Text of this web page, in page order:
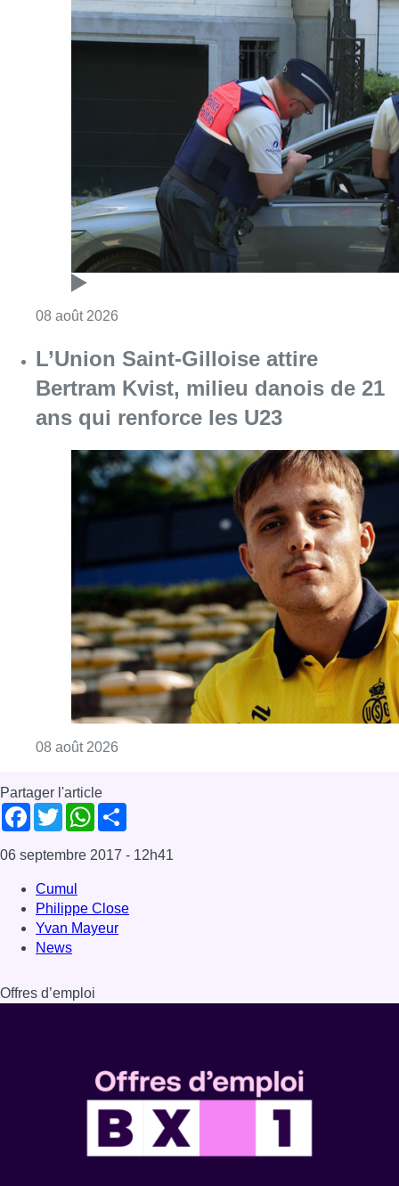
08 août 2026
L’Union Saint-Gilloise attire
Bertram Kvist, milieu danois de 21
ans qui renforce les U23
08 août 2026
Partager l'article
Facebook
TwitterWhatsApp
06 septembre 2017 - 12h41
Cumul
Philippe Close
Yvan Mayeur
News
Offres d’emploi